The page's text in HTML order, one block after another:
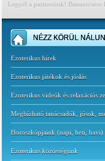
Legyél a partnerünk! Bannercsere
NÉZZ KÖRÜL
Ezoterikus hírek
Ezoterikus játékok és jóslás
Ezoterikus videók és relaxációs
Megbízható tanácsadók, jósok,
Horoszkópjaink (napi heti havi)
Ezoterikus közösségünk